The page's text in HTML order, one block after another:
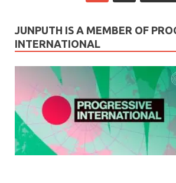
JUNPUTH IS A MEMBER OF
INTERNATIONAL